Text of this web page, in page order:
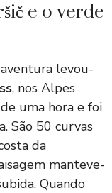
e o verde
levou-
, nos Alpes
uma hora e foi
São 50 curvas
da
manteve-
Quando